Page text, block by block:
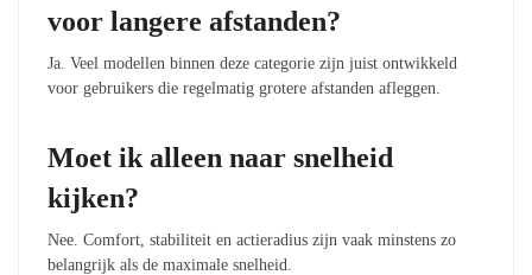
voor langere afstanden?
Ja. Veel modellen binnen deze categorie zijn juist ontwikkeld
voor gebruikers die regelmatig grotere afstanden afleggen.
Moet ik alleen naar snelheid
kijken?
Nee. Comfort, stabiliteit en actieradius zijn vaak minstens zo
belangrijk als de maximale snelheid.